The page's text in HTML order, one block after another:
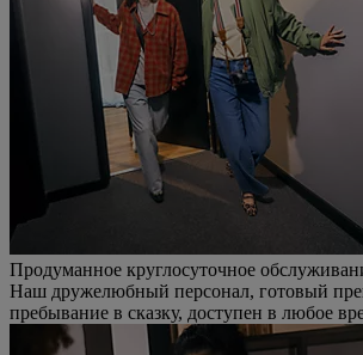
Продуманное круглосуточное
Наш дружелюбный персонал, готовый
пребывание в сказку, доступен в любое